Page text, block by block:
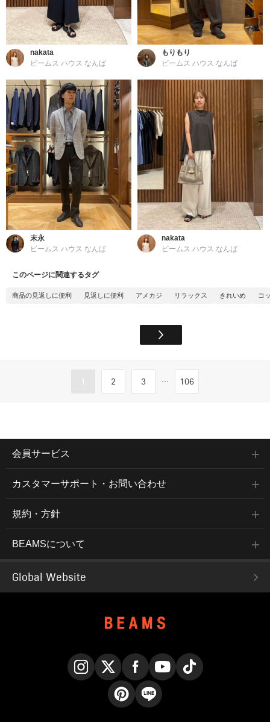
nakata
ビームス ハウス なんば
もりもり
ビームス ハウス なんば
末永
ビームス ハウス なんば
nakata
ビームス ハウス なんば
このページに関連するタグ
商品の見返しに便利 見返しに便利 アメカジ リラックス きれいめ コ
1 2 3 ... 106
会員サービス
カスタマーサポート・お問い合わせ
規約・方針
BEAMSについて
Global Website